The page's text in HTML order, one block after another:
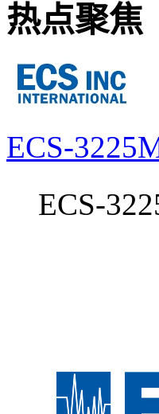
热点聚焦
ECS-
ECS-